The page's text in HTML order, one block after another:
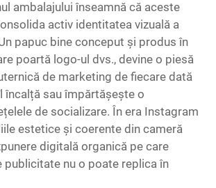
ambalajului înseamnă că aceste
activ identitatea vizuală a
papuc bine conceput și produs în
poartă logo-ul dvs., devine o piesă
de marketing de fiecare dată
încalță sau împărtășește o
de socializare. În era Instagram
estetice și coerente din cameră
digitală organică pe care
publicitate nu o poate replica în